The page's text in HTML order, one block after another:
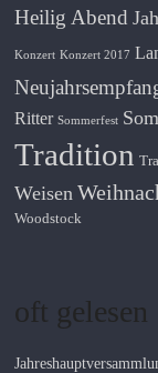
Heilig Abend
Konzert Konzert 2017
Ritter Sommerfest
Tradition
Weisen
Woodstock
oft gelesen